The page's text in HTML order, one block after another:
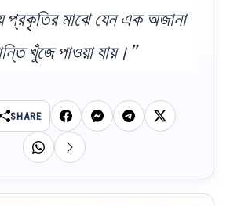
প্রকৃতির মাঝে যেন এক অজানা
খুঁজে পাওয়া যায়।”
SHARE